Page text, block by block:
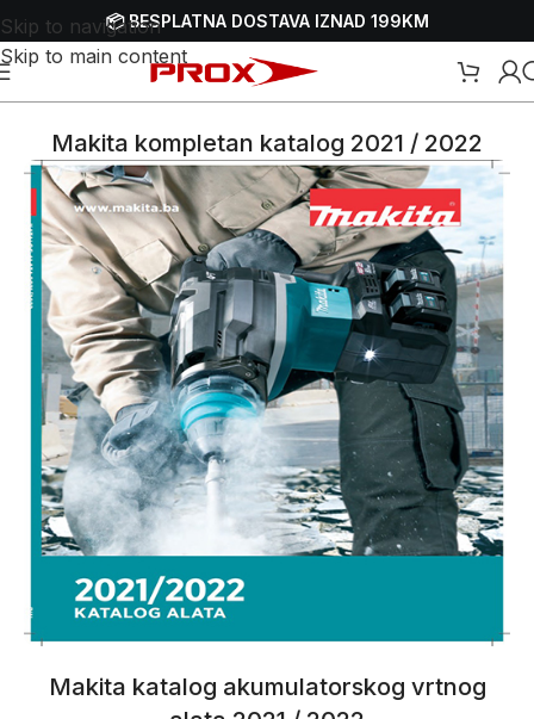
Skip to navigation
Skip to main content
📦 BESPLATNA DOSTAVA IZNAD 199KM
Makita kompletan katalog 2021 / 2022
Makita katalog akumulatorskog vrtnog